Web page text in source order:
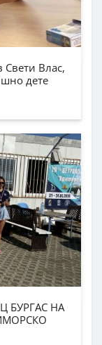
Влас,
дете
БУРГАС НА